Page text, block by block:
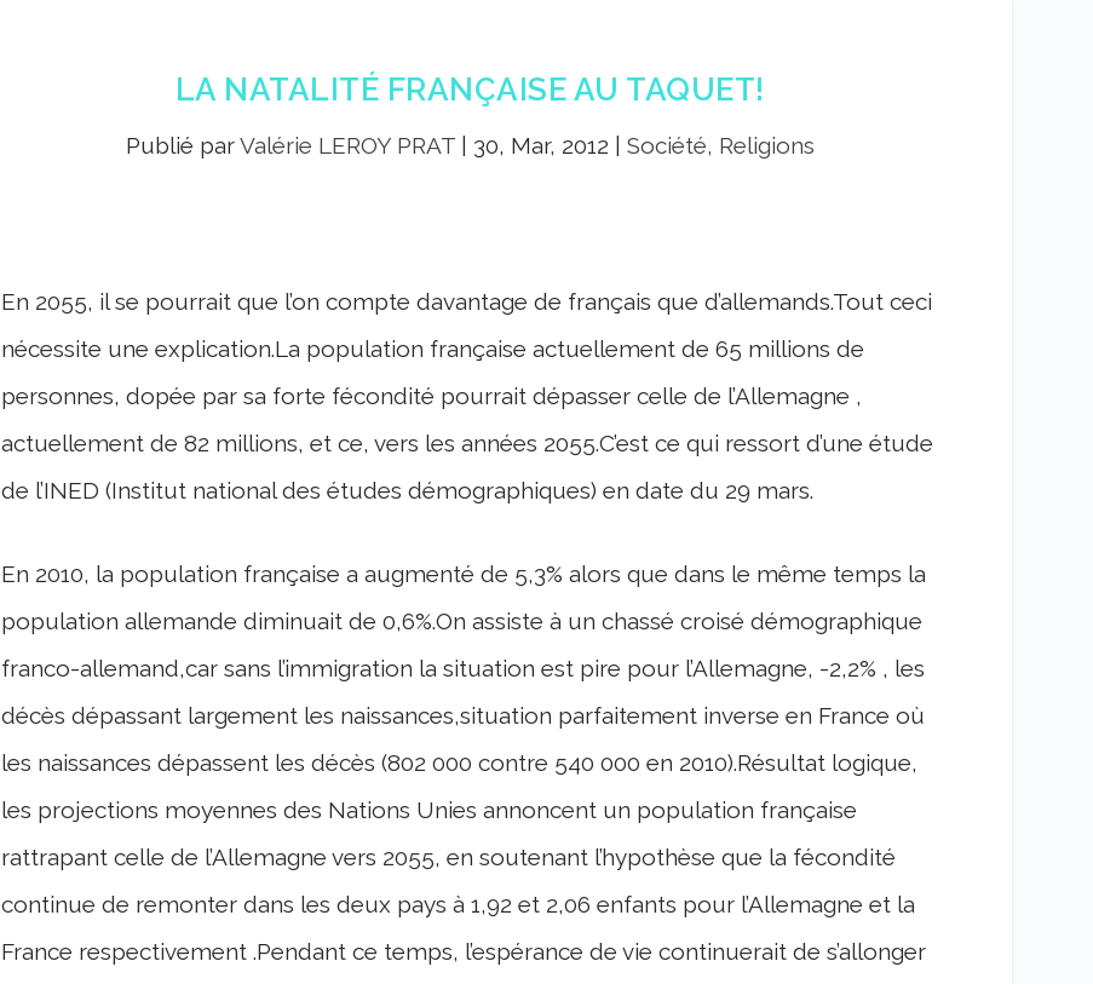
LA NATALITÉ FRANÇAISE AU TAQUET!
Publié parValérie LEROY PRAT| 30, Mar, 2012 Société, Religions
En 2055, il se pourrait que l’on compte davantage de français que d’allemands.Tout ceci
nécessite une explication.La population française actuellement de 65 millions de
personnes, dopée par sa forte fécondité pourrait dépasser celle de l’Allemagne ,
actuellement de 82 millions, et ce, vers les années 2055.C’est ce qui ressort d’une étude
de l’INED (Institut national des études démographiques) en date du 29 mars.
En 2010, la population française a augmenté de 5,3% alors que dans le même temps la
population allemande diminuait de 0,6%.On assiste à un chassé croisé démographique
franco-allemand,car sans l’immigration la situation est pire pour l’Allemagne, -2,2% , les
décès dépassant largement les naissances,situation parfaitement inverse en France où
les naissances dépassent les décès (802 000 contre 540 000 en 2010).Résultat logique,
les projections moyennes des Nations Unies annoncent un population française
rattrapant celle de l’Allemagne vers 2055, en soutenant l’hypothèse que la fécondité
continue de remonter dans les deux pays à 1,92 et 2,06 enfants pour l’Allemagne et la
France respectivement .Pendant ce temps, l’espérance de vie continuerait de s’allonger